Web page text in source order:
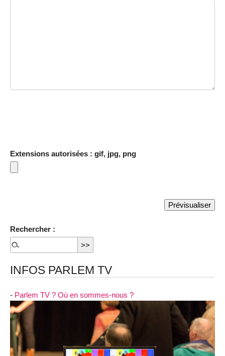
Extensions autorisées : gif, jpg, png
Rechercher :
INFOS PARLEM TV
- Parlem TV ? Où en sommes-nous ?